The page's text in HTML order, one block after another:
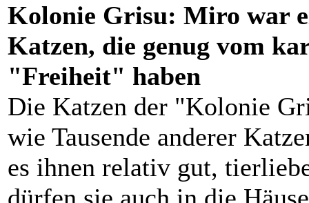
Kolonie Grisu: Miro war
Katzen, die genug vom
"Freiheit" haben
Die Katzen der "Kolonie
wie Tausende anderer
es ihnen relativ gut,